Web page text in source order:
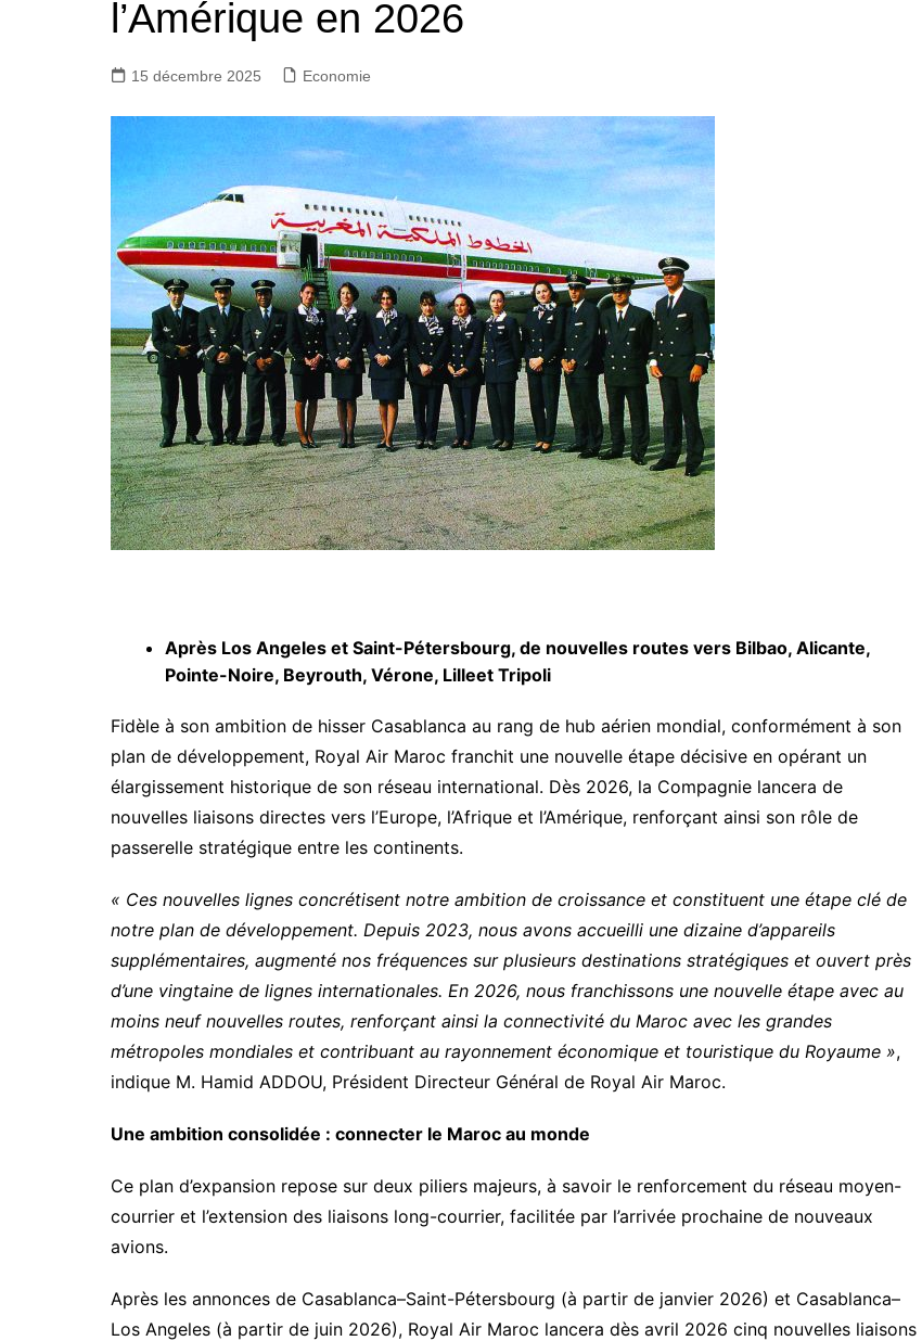
l’Amérique en 2026
15 décembre 2025 Economie
Après Los Angeles et Saint-Pétersbourg, de nouvelles routes vers Bilbao, Alicante,
Pointe-Noire, Beyrouth, Vérone, Lilleet Tripoli
Fidèle à son ambition de hisser Casablanca au rang de hub aérien mondial, conformément à son
plan de développement, Royal Air Maroc franchit une nouvelle étape décisive en opérant un
élargissement historique de son réseau international. Dès 2026, la Compagnie lancera de
nouvelles liaisons directes vers l’Europe, l’Afrique et l’Amérique, renforçant ainsi son rôle de
passerelle stratégique entre les continents.
« Ces nouvelles lignes concrétisent notre ambition de croissance et constituent une étape clé de
notre plan de développement. Depuis 2023, nous avons accueilli une dizaine d’appareils
supplémentaires, augmenté nos fréquences sur plusieurs destinations stratégiques et ouvert près
d’une vingtaine de lignes internationales. En 2026, nous franchissons une nouvelle étape avec au
moins neuf nouvelles routes, renforçant ainsi la connectivité du Maroc avec les grandes
métropoles mondiales et contribuant au rayonnement économique et touristique du Royaume »,
indique M. Hamid ADDOU, Président Directeur Général de Royal Air Maroc.
Une ambition consolidée : connecter le Maroc au monde
Ce plan d’expansion repose sur deux piliers majeurs, à savoir le renforcement du réseau moyen-
courrier et l’extension des liaisons long-courrier, facilitée par l’arrivée prochaine de nouveaux
avions.
Après les annonces de Casablanca–Saint-Pétersbourg (à partir de janvier 2026) et Casablanca–
Los Angeles (à partir de juin 2026), Royal Air Maroc lancera dès avril 2026 cinq nouvelles liaisons